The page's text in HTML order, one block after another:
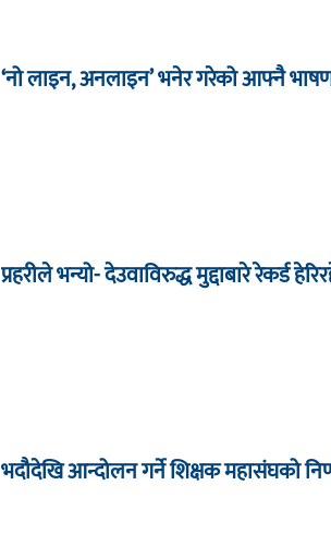
‘नो लाइन, अनलाइन’ भनेर गरेको आफ्नै
प्रहरीले भन्यो- देउवाविरुद्ध मुद्दाबारे रेकर्ड
भदौदेखि आन्दोलन गर्ने शिक्षक महासंघको